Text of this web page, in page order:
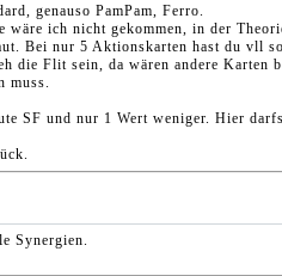
genauso PamPam, Ferro.
ich nicht gekommen, in der
Bei nur 5 Aktionskarten hast du vll
Flit sein, da wären andere Karten
muss.
SF und nur 1 Wert weniger. Hier
Synergien.